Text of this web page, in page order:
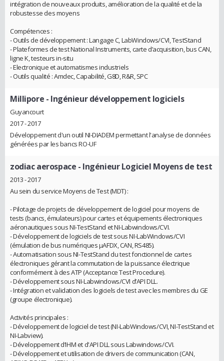
intégration de nouveaux produits, amélioration de la qualité et de la
robustesse des moyens
Compétences :
- Outils de développement : Langage C, LabWindows/CVI, TestStand
- Plateformes de test National Instruments, carte d’acquisition, bus CAN,
ligne K, testeurs in-situ
- Electronique et automatismes industriels
- Outils qualité : Amdec, Capabilité, G8D, R&R, SPC
Millipore - Ingénieur développement logiciels
Guyancourt
2017 - 2017
Développement d'un outil NI-DIADEM permettant l'analyse de données
générées par les bancs RO-UF
zodiac aerospace - Ingénieur Logiciel Moyens de test
2013 - 2017
Au sein du service Moyens de Test (MDT) :
- Pilotage de projets de développement de logiciel pour moyens de
tests (bancs, émulateurs) pour cartes et équipements électroniques
aéronautiques sous NI-TestStand et NI-Labwindows/CVI.
- Développement de logiciels de test sous NI-LabWindows/CVI
(émulation de bus numériques μAFDX, CAN, RS485).
- Automatisation sous NI-TestStand du test fonctionnel de cartes
électroniques gérant la commutation de la puissance électrique
conformément à des ATP (Acceptance Test Procedure).
- Développement sous NI-Labwindows/CVI d’API DLL.
- Intégration et validation des logiciels de test avec les membres du GE
(groupe électronique).
Activités principales :
- Développement de logiciel de test (NI-LabWindows/CVI, NI-TestStand et
NI-Labview).
- Développement d’IHM et d'API DLL sous Labwindows/CVI.
- Développement et utilisation de drivers de communication (CAN,